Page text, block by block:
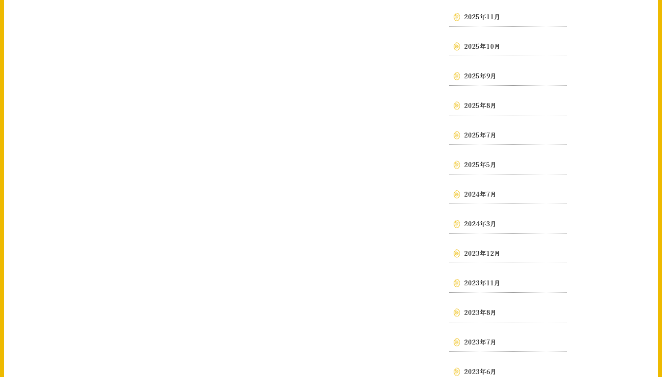
2025年11月
2025年10月
2025年9月
2025年8月
2025年7月
2025年5月
2024年7月
2024年3月
2023年12月
2023年11月
2023年8月
2023年7月
2023年6月